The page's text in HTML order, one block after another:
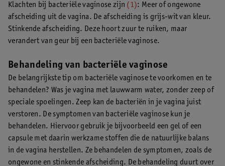
Klachten bij bacteriële vaginose zijn (1): Meer of ongewone
afscheiding uit de vagina. De afscheiding is grijs-wit van kleur.
Stinkende afscheiding. Deze hoort zuur te ruiken, maar
verandert van geur bij een bacteriële vaginose.
Behandeling van bacteriële vaginose
De belangrijkste tip om bacteriële vaginose te voorkomen en te
behandelen? Was je vagina met lauwwarm water, zonder zeep of
speciale spoelingen. Zeep kan de bacteriën in je vagina juist
verstoren. De symptomen van bacteriële vaginose kun je
behandelen. Hiervoor gebruik je bijvoorbeeld een gel of een
capsule met daarin werkzame stoffen die de natuurlijke balans
in de vagina herstellen. Ze behandelen de symptomen, zoals de
ongewone en stinkende afscheiding. De behandeling duurt over